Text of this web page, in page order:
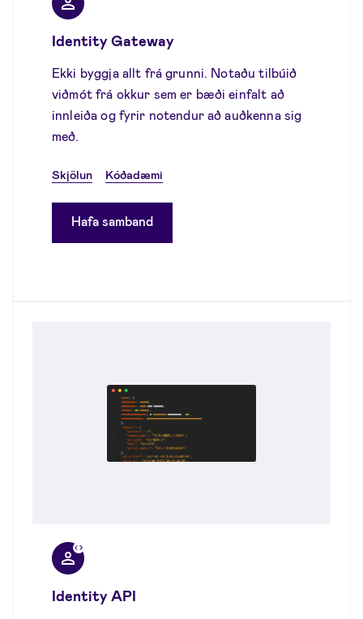
Identity Gateway
Ekki byggja allt frá grunni. Notaðu tilbúið
viðmót frá okkur sem er bæði einfalt að
innleiða og fyrir notendur að auðkenna sig
með.
Skjölun Kóðadæmi
Hafa samband
Identity API